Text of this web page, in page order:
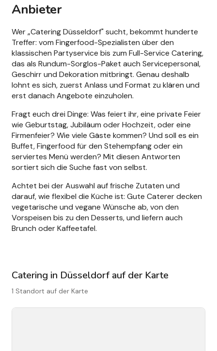
Anbieter
Wer „Catering Düsseldorf" sucht, bekommt hunderte
Treffer: vom Fingerfood-Spezialisten über den
klassischen Partyservice bis zum Full-Service Catering,
das als Rundum-Sorglos-Paket auch Servicepersonal,
Geschirr und Dekoration mitbringt. Genau deshalb
lohnt es sich, zuerst Anlass und Format zu klären und
erst danach Angebote einzuholen.
Fragt euch drei Dinge: Was feiert ihr, eine private Feier
wie Geburtstag, Jubiläum oder Hochzeit, oder eine
Firmenfeier? Wie viele Gäste kommen? Und soll es ein
Buffet, Fingerfood für den Stehempfang oder ein
serviertes Menü werden? Mit diesen Antworten
sortiert sich die Suche fast von selbst.
Achtet bei der Auswahl auf frische Zutaten und
darauf, wie flexibel die Küche ist: Gute Caterer decken
vegetarische und vegane Wünsche ab, von den
Vorspeisen bis zu den Desserts, und liefern auch
Brunch oder Kaffeetafel.
Catering in Düsseldorf auf der Karte
1 Standort auf der Karte